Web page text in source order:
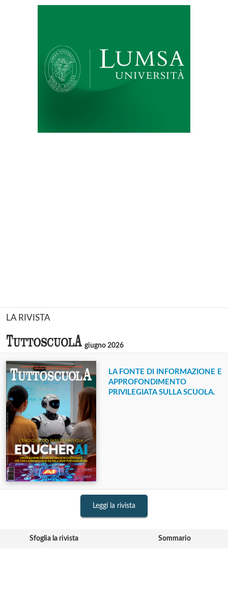
LA RIVISTA
giugno 2026
LA FONTE DI INFORMAZIONE E
APPROFONDIMENTO
PRIVILEGIATA SULLA SCUOLA.
Leggi la rivista
Sfoglia la rivista Sommario